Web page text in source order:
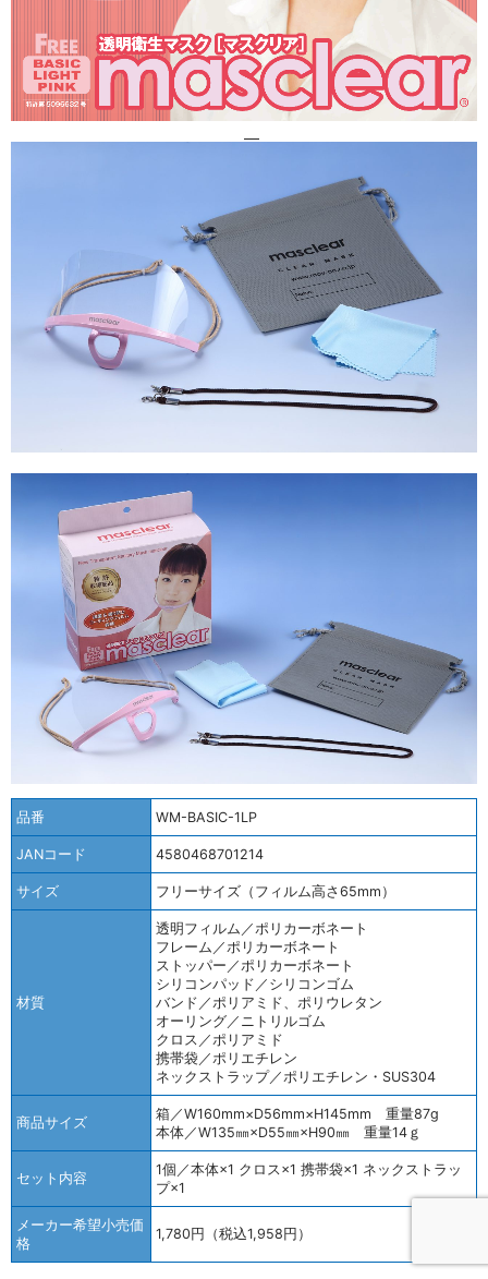
品番 WM-BASIC-1LP
JANコード 4580468701214
サイズ フリーサイズ（フィルム高さ65mm）
材質
透明フィルム／ポリカーボネート
フレーム／ポリカーボネート
ストッパー／ポリカーボネート
シリコンパッド／シリコンゴム
バンド／ポリアミド、ポリウレタン
オーリング／ニトリルゴム
クロス／ポリアミド
携帯袋／ポリエチレン
ネックストラップ／ポリエチレン・SUS304
商品サイズ
箱／W160mm×D56mm×H145mm 重量87g
本体／W135㎜×D55㎜×H90㎜ 重量14ｇ
セット内容
1個／本体×1 クロス×1 携帯袋×1 ネックストラッ
プ×1
メーカー希望小売価
格
1,780円（税込1,958円）